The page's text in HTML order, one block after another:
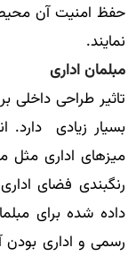
حفظ امنیت آن محیط
نمایند.
مبلمان اداری
تاثیر طراحی داخلی
بسیار زیادی دارد.
میزهای اداری مثل
رنگبندی فضای
داده شده برای
رسمی و اداری بودن